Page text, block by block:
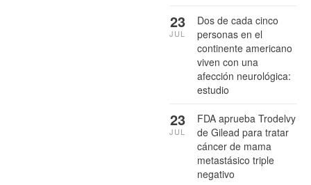
Dos de cada cinco
personas en el
continente americano
viven con una
afección neurológica:
estudio
23
JUL
FDA aprueba Trodelvy
de Gilead para tratar
cáncer de mama
metastásico triple
negativo
23
JUL